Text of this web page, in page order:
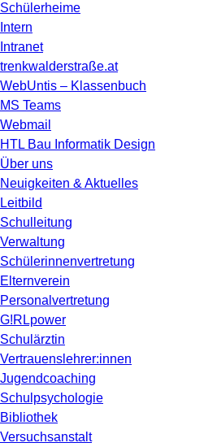
Schülerheime
Intern
Intranet
trenkwalderstraße.at
WebUntis – Klassenbuch
MS Teams
Webmail
HTL Bau Informatik Design
Über uns
Neuigkeiten & Aktuelles
Leitbild
Schulleitung
Verwaltung
Schülerinnenvertretung
Elternverein
Personalvertretung
G!RLpower
Schulärztin
Vertrauenslehrer:innen
Jugendcoaching
Schulpsychologie
Bibliothek
Versuchsanstalt